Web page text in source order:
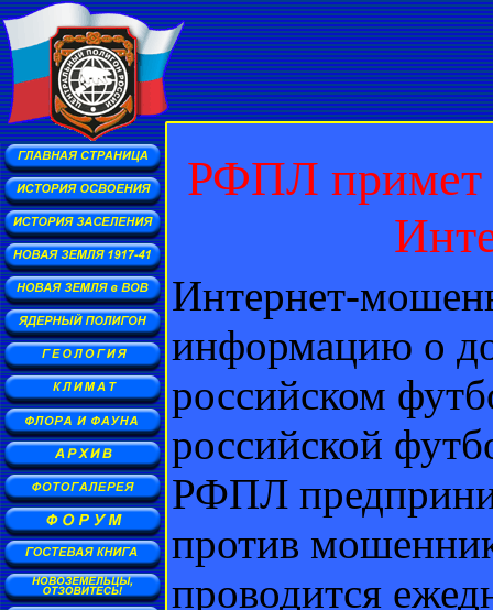
РФПЛ примет
Интернет-
информацию о
российском
российской
РФПЛ
против
проводится